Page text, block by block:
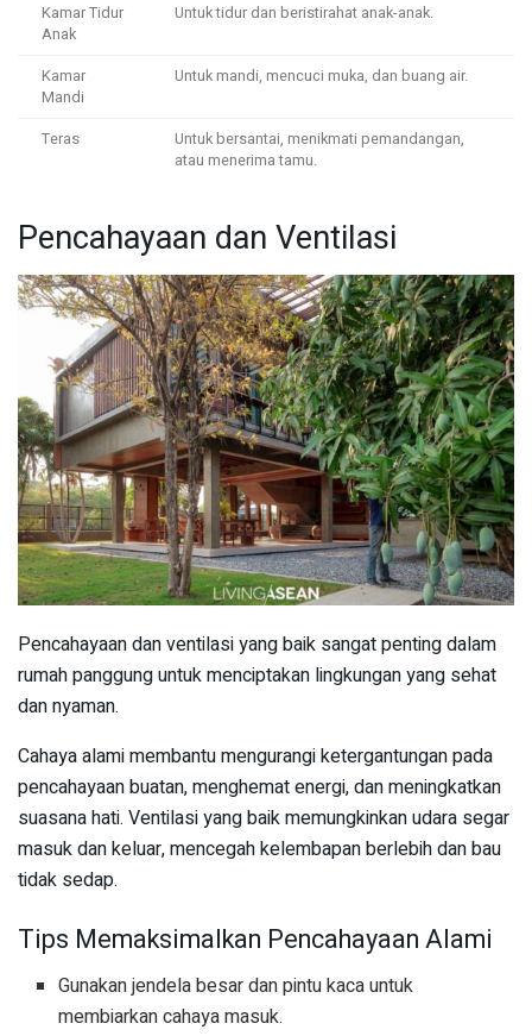
Kamar Tidur
Anak
Untuk tidur dan beristirahat anak-anak.
Kamar
Mandi
Untuk mandi, mencuci muka, dan buang air.
Teras
Untuk bersantai, menikmati pemandangan,
atau menerima tamu.
Pencahayaan dan Ventilasi
Pencahayaan dan ventilasi yang baik sangat penting dalam
rumah panggung untuk menciptakan lingkungan yang sehat
dan nyaman.
Cahaya alami membantu mengurangi ketergantungan pada
pencahayaan buatan, menghemat energi, dan meningkatkan
suasana hati. Ventilasi yang baik memungkinkan udara segar
masuk dan keluar, mencegah kelembapan berlebih dan bau
tidak sedap.
Tips Memaksimalkan Pencahayaan Alami
Gunakan jendela besar dan pintu kaca untuk
membiarkan cahaya masuk.